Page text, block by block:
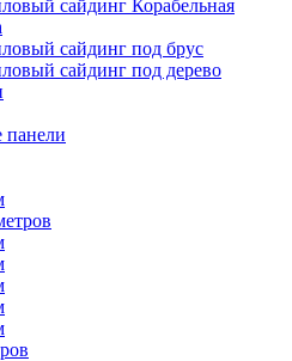
сайдинг Корабельная
сайдинг под брус
сайдинг под дерево
панели